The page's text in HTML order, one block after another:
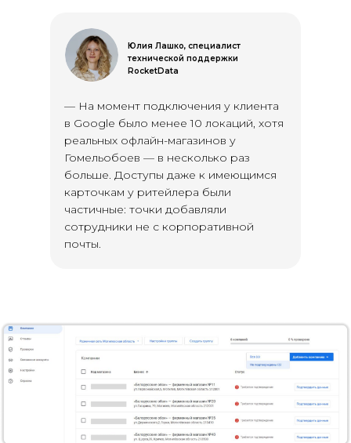
— На момент подключения у клиента
в Google было менее 10 локаций, хотя
реальных офлайн-магазинов у
Гомельобоев — в несколько раз
больше. Доступы даже к имеющимся
карточкам у ритейлера были
частичные: точки добавляли
сотрудники не с корпоративной
почты.
Юлия Лашко, специалист
технической поддержки
RocketData